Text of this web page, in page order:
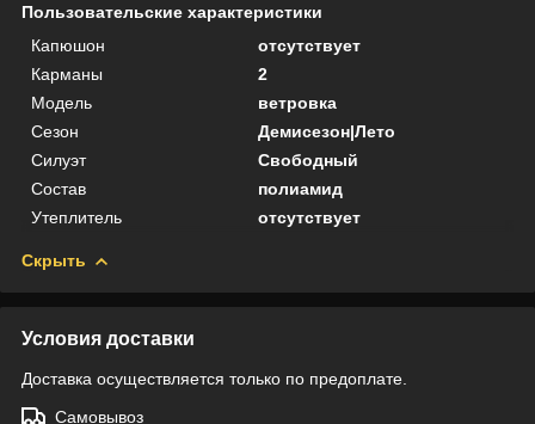
Пользовательские характеристики
Капюшон
отсутствует
Карманы
2
Модель
ветровка
Сезон
Демисезон|Лето
Силуэт
Свободный
Состав
полиамид
Утеплитель
отсутствует
Скрыть
Условия доставки
Доставка осуществляется только по предоплате.
Самовывоз